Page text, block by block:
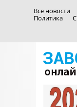
Все новости
Политика